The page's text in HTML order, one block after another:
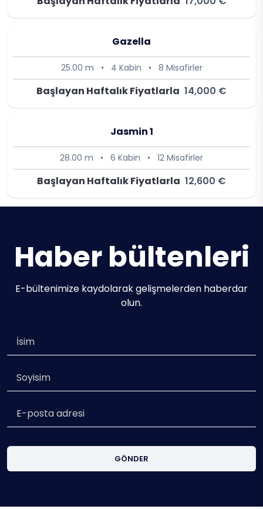
Gazella
25.00 m • 4 Kabin • 8 Misafirler
Başlayan Haftalık Fiyatlarla 14,000 €
Jasmin 1
28.00 m • 6 Kabin • 12 Misafirler
Başlayan Haftalık Fiyatlarla 12,600 €
Haber bültenleri
E-bültenimize kaydolarak gelişmelerden haberdar
olun.
GÖNDER